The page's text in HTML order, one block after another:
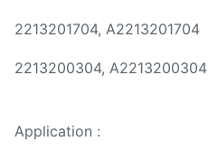
2213201704, A2213201704
2213200304, A2213200304
Application :